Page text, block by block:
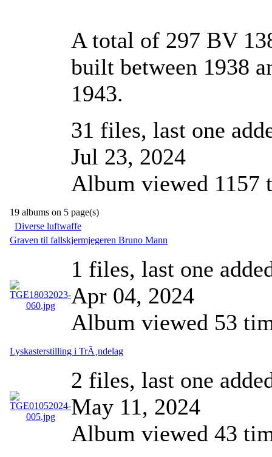
A total of 297 BV
built between 1938
1943.
31 files, last one
Jul 23, 2024
Album viewed 1157
19 albums on 5 page(s)
Diverse luftwaffe
Graven til fallskjermjegeren Bruno Mann
1 files, last one
Apr 04, 2024
Album viewed 53
Lyskasterstilling i TrÃ¸ndelag
2 files, last one
May 11, 2024
Album viewed 43